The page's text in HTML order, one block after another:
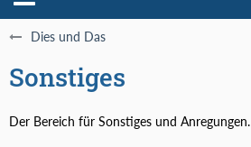
Dies und Das
Sonstiges
Der Bereich für Sonstiges und Anregungen.